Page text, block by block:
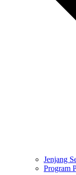
Jenjang
Program